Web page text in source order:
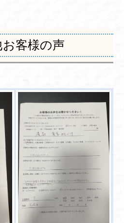
お客様の声